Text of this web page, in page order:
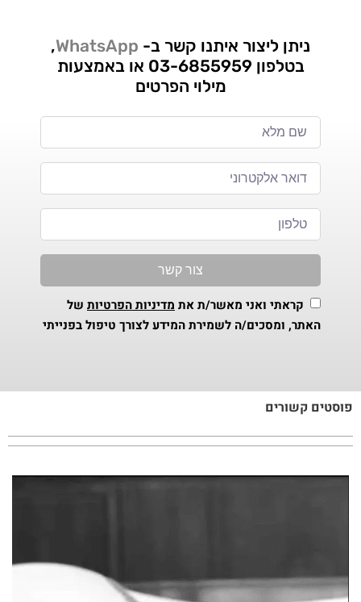
ניתן ליצור איתנו קשר ב- WhatsApp
,
בטלפון 03-6855959 או באמצעות
מילוי הפרטים
צור קשר
קראתי ואני מאשר/ת את מדיניות הפרטיות של
האתר, ומסכים/ה לשמירת המידע לצורך טיפול בפנייתי
פוסטים קשורים